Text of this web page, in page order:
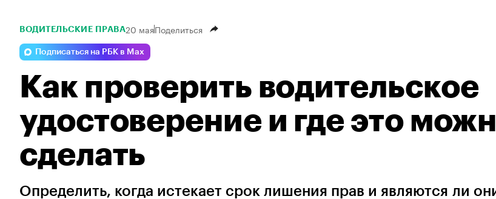
ВОДИТЕЛЬСКИЕ ПРАВА20 маяПоделиться
Подписаться на РБК в Max
Как проверить водительское
удостоверение и где это
сделать
Определить, когда истекает срок лишения прав и являются ли